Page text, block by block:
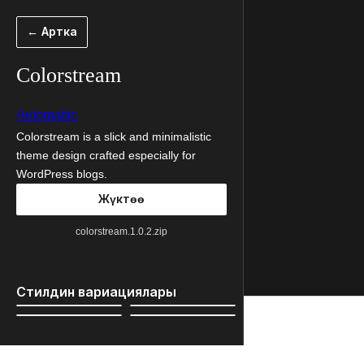
← Артка
Colorstream
Automattic
Colorstream is a slick and minimalistic
theme design crafted especially for
WordPress blogs.
Жүктөө
colorstream.1.0.2.zip
Стилдин вариациялары